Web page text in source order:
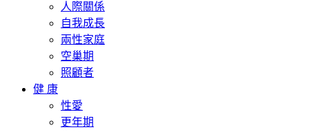
人際關係
自我成長
兩性家庭
空巢期
照顧者
健 康
性愛
更年期